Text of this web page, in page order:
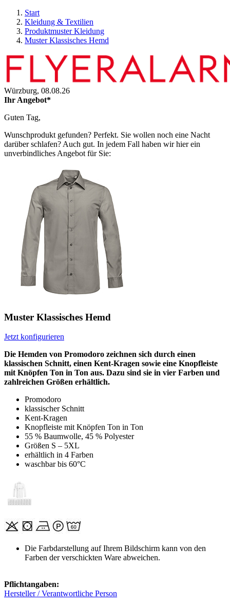
Start
Kleidung & Textilien
Produktmuster Kleidung
Muster Klassisches Hemd
Würzburg, 08.08.26
Ihr Angebot*
Guten Tag,
Wunschprodukt gefunden? Perfekt. Sie wollen noch eine Nacht
darüber schlafen? Auch gut. In jedem Fall haben wir hier ein
unverbindliches Angebot für Sie:
Muster Klassisches Hemd
Jetzt konfigurieren
Die Hemden von Promodoro zeichnen sich durch einen
klassischen Schnitt, einen Kent-Kragen sowie eine Knopfleiste
mit Knöpfen Ton in Ton aus. Dazu sind sie in vier Farben und
zahlreichen Größen erhältlich.
Promodoro
klassischer Schnitt
Kent-Kragen
Knopfleiste mit Knöpfen Ton in Ton
55 % Baumwolle, 45 % Polyester
Größen S – 5XL
erhältlich in 4 Farben
waschbar bis 60°C
Die Farbdarstellung auf Ihrem Bildschirm kann von den
Farben der verschickten Ware abweichen.
Pflichtangaben:
Hersteller / Verantwortliche Person